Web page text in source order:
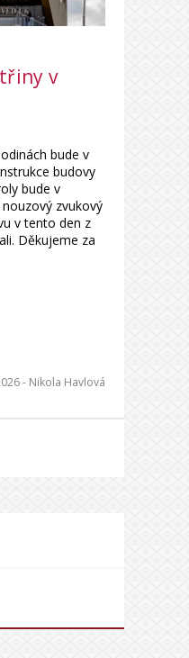
v
bude v
budovy
bude v
zvukový
v tento den z
Děkujeme za
- Nikola Havlová